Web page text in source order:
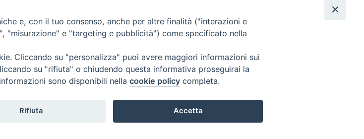
Policy
e, con il tuo consenso, anche per altre finalità ("interazioni e
"misurazione" e "targeting e pubblicità") come specificato nella
Cliccando su "personalizza" puoi avere maggiori informazioni sui
su "rifiuta" o chiudendo questa informativa proseguirai la
sono disponibili nella cookie policy completa.
Rifiuta Accetta